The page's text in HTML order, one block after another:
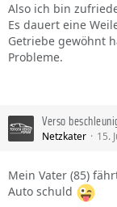
Also ich bin
Es dauert eine
Getriebe gewöhnt
Probleme.
Verso
Netzkater 15.
Mein Vater (85)
Auto schuld